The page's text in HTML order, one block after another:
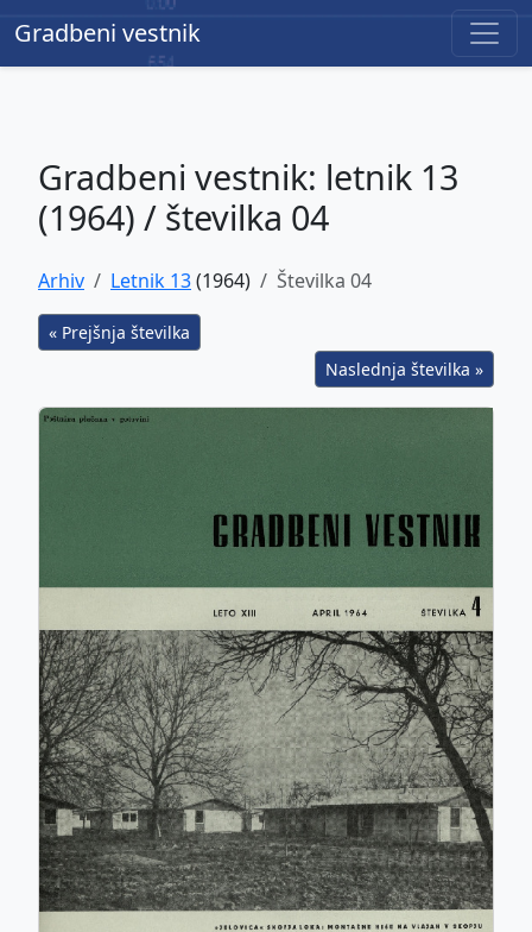
Gradbeni vestnik
Gradbeni vestnik
ISSN: 0017-2774
e-ISSN: 2536-4332
COBISS.SI-ID: 859140
Gradbeni vestnik: letnik 13
(1964) / številka 04
Arhiv Letnik 13(1964) Številka 04
« Prejšnja številka
Naslednja številka »